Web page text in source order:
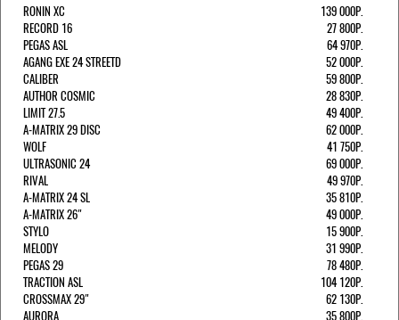
RONIN XC
139 000Р.
RECORD 16
27 800Р.
PEGAS ASL
64 970Р.
AGANG EXE 24 STREETD
52 000Р.
CALIBER
59 800Р.
AUTHOR COSMIC
28 830Р.
LIMIT 27.5
49 400Р.
A-MATRIX 29 DISC
62 000Р.
WOLF
41 750Р.
ULTRASONIC 24
69 000Р.
RIVAL
49 970Р.
A-MATRIX 24 SL
35 810Р.
A-MATRIX 26"
49 000Р.
STYLO
15 900Р.
MELODY
31 990Р.
PEGAS 29
78 480Р.
TRACTION ASL
104 120Р.
CROSSMAX 29"
62 130Р.
AURORA
35 800Р.